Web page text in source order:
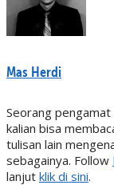
Mas Herdi
Seorang pengamat
kalian bisa
tulisan lain
sebagainya. Follow
lanjut klik di sini.